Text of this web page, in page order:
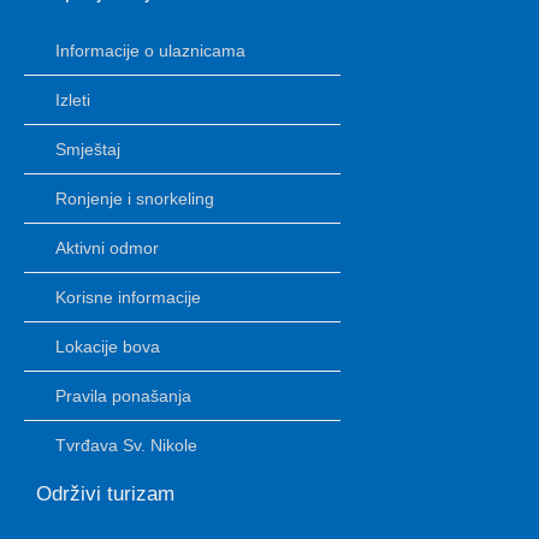
Informacije o ulaznicama
Izleti
Smještaj
Ronjenje i snorkeling
Aktivni odmor
Korisne informacije
Lokacije bova
Pravila ponašanja
Tvrđava Sv. Nikole
Održivi turizam